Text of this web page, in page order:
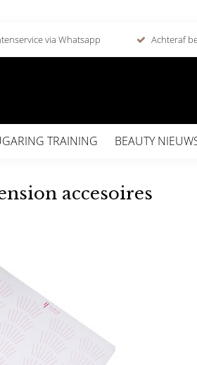
via Whatsapp Achteraf
TRAINING BEAUTY
accesoires